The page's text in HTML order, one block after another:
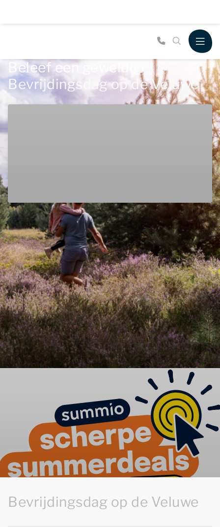
Beleef een geweldige
Bevrijdingsdag op de Veluwe
Bevrijdingsdag op de Veluwe